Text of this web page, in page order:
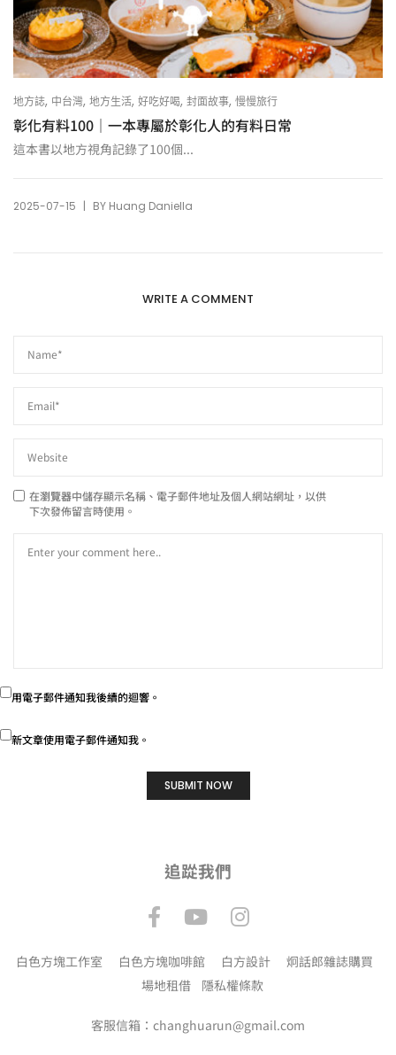
地方誌, 中台灣, 地方生活, 好吃好喝, 封面故事, 慢慢旅行
彰化有料100｜一本專屬於彰化人的有料日常
這本書以地方視角記錄了100個...
2025-07-15 | BY Huang Daniella
WRITE A COMMENT
在瀏覽器中儲存顯示名稱、電子郵件地址及個人網站網址，以供
下次發佈留言時使用。
用電子郵件通知我後續的迴響。
新文章使用電子郵件通知我。
追踨我們
白色方塊工作室 白色方塊咖啡館白方設計 炯話郎雜誌購買
場地租借隱私權條款
客服信箱：changhuarun@gmail.com